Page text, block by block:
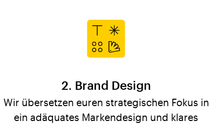
Brand Design
Wir übersetzen euren strategischen Fokus in
ein adäquates Markendesign und klares